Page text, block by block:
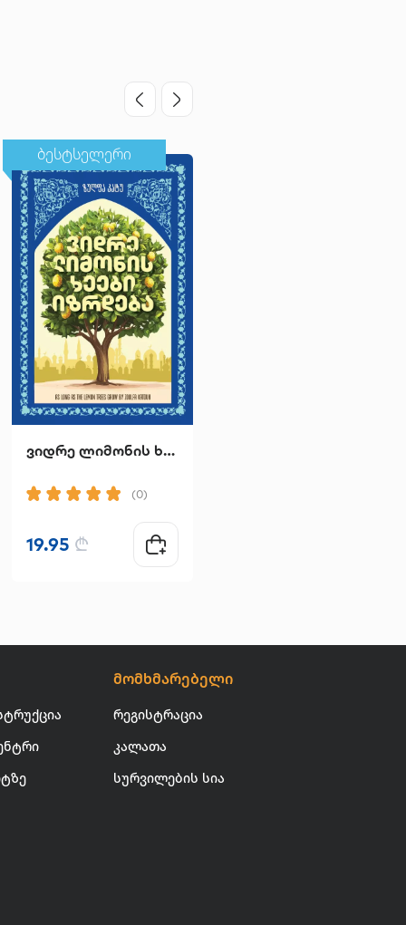
ბესტსელერი
ვიდრე ლიმონის ხეები იზრდება
(0)
19.95 ₾
მომხმარებელი
რეგისტრაცია
კალათა
სურვილების სია